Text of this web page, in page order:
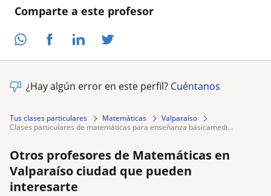
Comparte a este profesor
¿Hay algún error en este perfil? Cuéntanos
Tus clases particulares Matemáticas
Valparaíso
clases particulares de matemáticas para enseñanza básicamedi...
Otros profesores de Matemáticas en
Valparaíso ciudad que pueden
interesarte